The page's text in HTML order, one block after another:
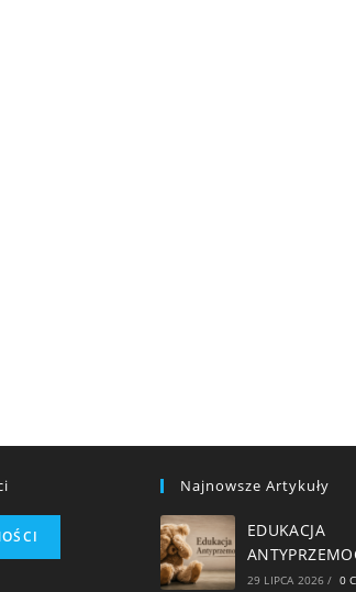
Najnowsze Artykuły
EDUKACJA
29 LIPCA 2026 / 0